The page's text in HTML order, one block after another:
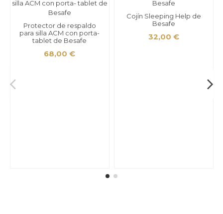
Protector de respaldo
para silla ACM con porta-
tablet de Besafe
68,00 €
Cojín Sleeping Help de
Besafe
32,00 €